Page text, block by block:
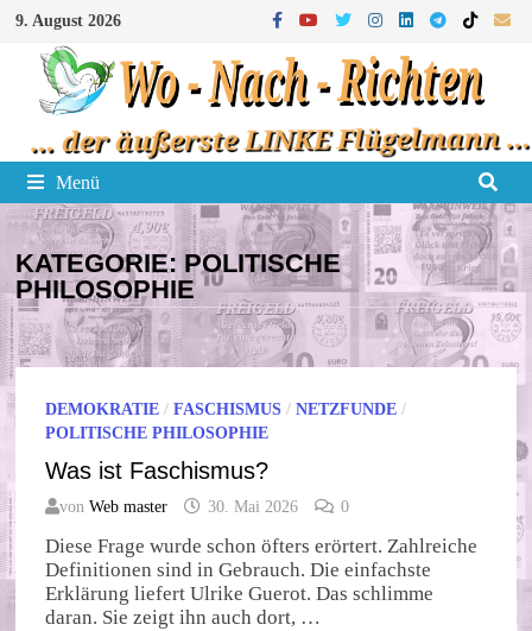
Zum
Inhalt
springen
9. August 2026
Menü
KATEGORIE: POLITISCHE
PHILOSOPHIE
DEMOKRATIE /FASCHISMUS /NETZFUNDE /
POLITISCHE PHILOSOPHIE
Was ist Faschismus?
vonWeb master 30. Mai 2026 0
Diese Frage wurde schon öfters erörtert. Zahlreiche
Definitionen sind in Gebrauch. Die einfachste
Erklärung liefert Ulrike Guerot. Das schlimme
daran. Sie zeigt ihn auch dort, …